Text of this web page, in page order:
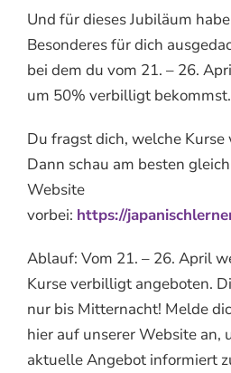
Und für dieses Jubiläum
Besonderes für dich
bei dem du vom 21. – 26.
um 50% verbilligt bekommst.
Du fragst dich, welche
Dann schau am besten
Website
vorbei: https://
Ablauf: Vom 21. – 26. April
Kurse verbilligt angeboten.
nur bis Mitternacht! Melde
hier auf unserer Website an,
aktuelle Angebot informiert